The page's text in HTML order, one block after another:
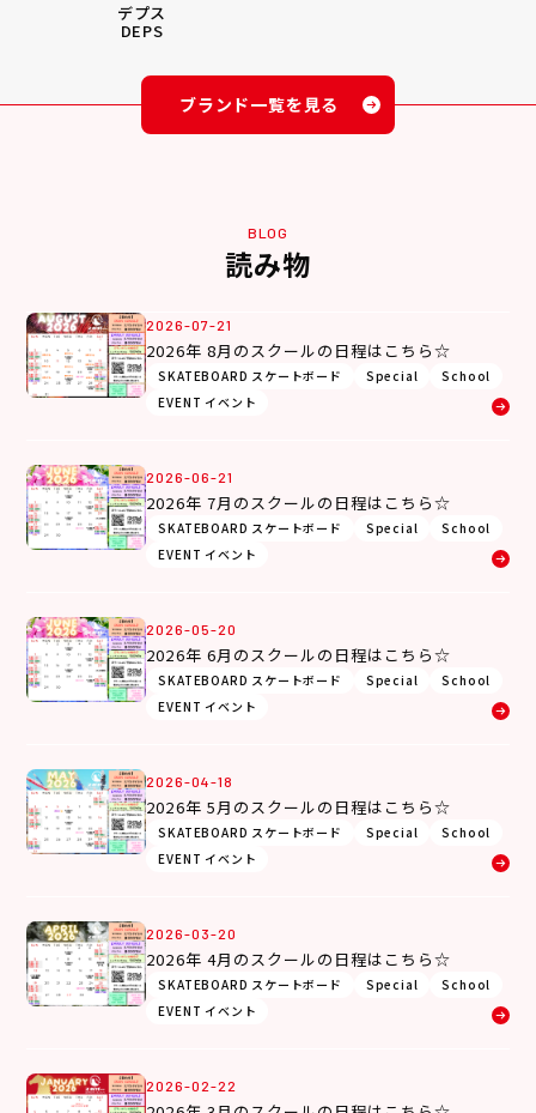
デプス
DEPS
ブランド一覧を見る
BLOG
読み物
2026-07-21
2026年 8月のスクールの日程はこちら☆
SKATEBOARD スケートボード Special
School
EVENT イベント
2026-06-21
2026年 7月のスクールの日程はこちら☆
SKATEBOARD スケートボード Special
School
EVENT イベント
2026-05-20
2026年 6月のスクールの日程はこちら☆
SKATEBOARD スケートボード Special
School
EVENT イベント
2026-04-18
2026年 5月のスクールの日程はこちら☆
SKATEBOARD スケートボード Special
School
EVENT イベント
2026-03-20
2026年 4月のスクールの日程はこちら☆
SKATEBOARD スケートボード Special
School
EVENT イベント
2026-02-22